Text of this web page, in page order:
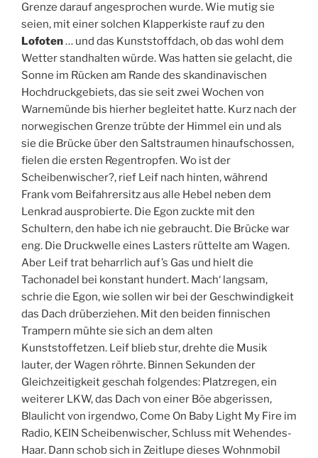
Grenze darauf angesprochen wurde. Wie mutig sie
seien, mit einer solchen Klapperkiste rauf zu den
Lofoten… und das Kunststoffdach, ob das wohl dem
Wetter standhalten würde. Was hatten sie gelacht, die
Sonne im Rücken am Rande des skandinavischen
Hochdruckgebiets, das sie seit zwei Wochen von
Warnemünde bis hierher begleitet hatte. Kurz nach der
norwegischen Grenze trübte der Himmel ein und als
sie die Brücke über den Saltstraumen hinaufschossen,
fielen die ersten Regentropfen. Wo ist der
Scheibenwischer?, rief Leif nach hinten, während
Frank vom Beifahrersitz aus alle Hebel neben dem
Lenkrad ausprobierte. Die Egon zuckte mit den
Schultern, den habe ich nie gebraucht. Die Brücke war
eng. Die Druckwelle eines Lasters rüttelte am Wagen.
Aber Leif trat beharrlich auf’s Gas und hielt die
Tachonadel bei konstant hundert. Mach‘ langsam,
schrie die Egon, wie sollen wir bei der Geschwindigkeit
das Dach drüberziehen. Mit den beiden finnischen
Trampern mühte sie sich an dem alten
Kunststoffetzen. Leif blieb stur, drehte die Musik
lauter, der Wagen röhrte. Binnen Sekunden der
Gleichzeitigkeit geschah folgendes: Platzregen, ein
weiterer LKW, das Dach von einer Böe abgerissen,
Blaulicht von irgendwo, Come On Baby Light My Fire im
Radio, KEIN Scheibenwischer, Schluss mit Wehendes-
Haar. Dann schob sich in Zeitlupe dieses Wohnmobil